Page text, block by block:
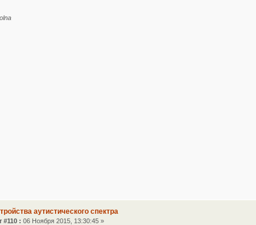
аутистического спектра
#110 : 06 Ноября 2015, 13:30:45 »